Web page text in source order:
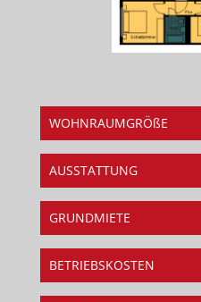
WOHNRAUMGRÖßE
AUSSTATTUNG
GRUNDMIETE
BETRIEBSKOSTEN